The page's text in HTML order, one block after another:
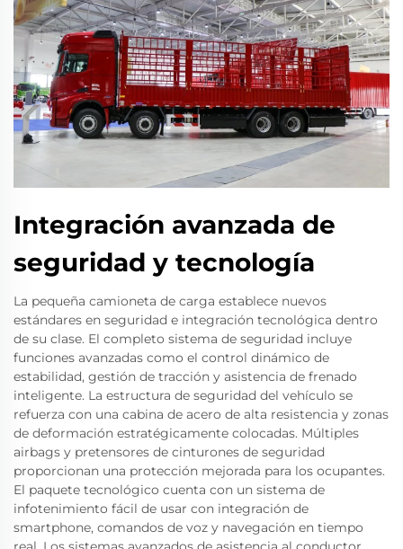
Integración avanzada de
seguridad y tecnología
La pequeña camioneta de carga establece nuevos
estándares en seguridad e integración tecnológica dentro
de su clase. El completo sistema de seguridad incluye
funciones avanzadas como el control dinámico de
estabilidad, gestión de tracción y asistencia de frenado
inteligente. La estructura de seguridad del vehículo se
refuerza con una cabina de acero de alta resistencia y zonas
de deformación estratégicamente colocadas. Múltiples
airbags y pretensores de cinturones de seguridad
proporcionan una protección mejorada para los ocupantes.
El paquete tecnológico cuenta con un sistema de
infotenimiento fácil de usar con integración de
smartphone, comandos de voz y navegación en tiempo